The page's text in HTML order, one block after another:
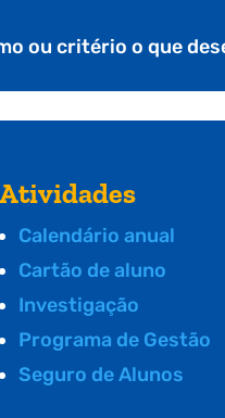
ou critério o que
Atividades
Calendário anual
Cartão de aluno
Investigação
Programa de Gestão
Seguro de Alunos